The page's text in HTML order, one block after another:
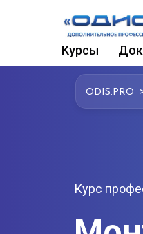
Курсы
ODIS.PRO
Курс